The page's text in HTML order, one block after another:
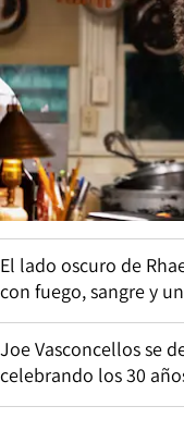
El lado oscuro de
con fuego, sangre y
Joe Vasconcellos se
celebrando los 30